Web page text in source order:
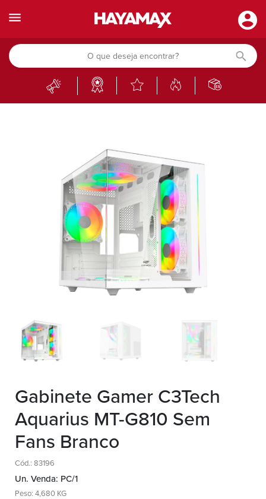
Gabinete Gamer C3Tech
Aquarius MT-G810 Sem
Fans Branco
Cód.: 83196
Un. Venda: PC/1
Peso: 4,680 KG